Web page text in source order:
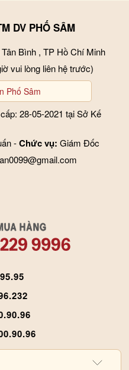
DV PHỐ SÂM
Bình , TP Hồ Chí Minh
vui lòng liên hệ trước)
Phố Sâm
28-05-2021 tại Sở Kế
-Chức vụ: Giám Đốc